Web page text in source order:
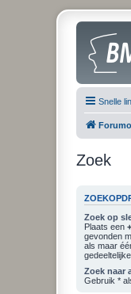
Snelle
Zoek
Zoek op
Plaats een +
gevonden
als maar
Zoek naar
Gebruik *